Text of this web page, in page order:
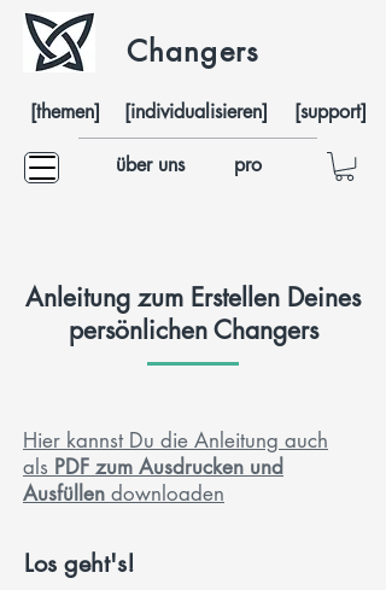
[themen] [individualisieren] [support]
über uns pro
Changers
Anleitung zum Erstellen Deines
persönlichen Changers
Hier kannst Du die Anleitung auch
als PDF zum Ausdrucken und
Ausfüllen downloaden
Los geht's!